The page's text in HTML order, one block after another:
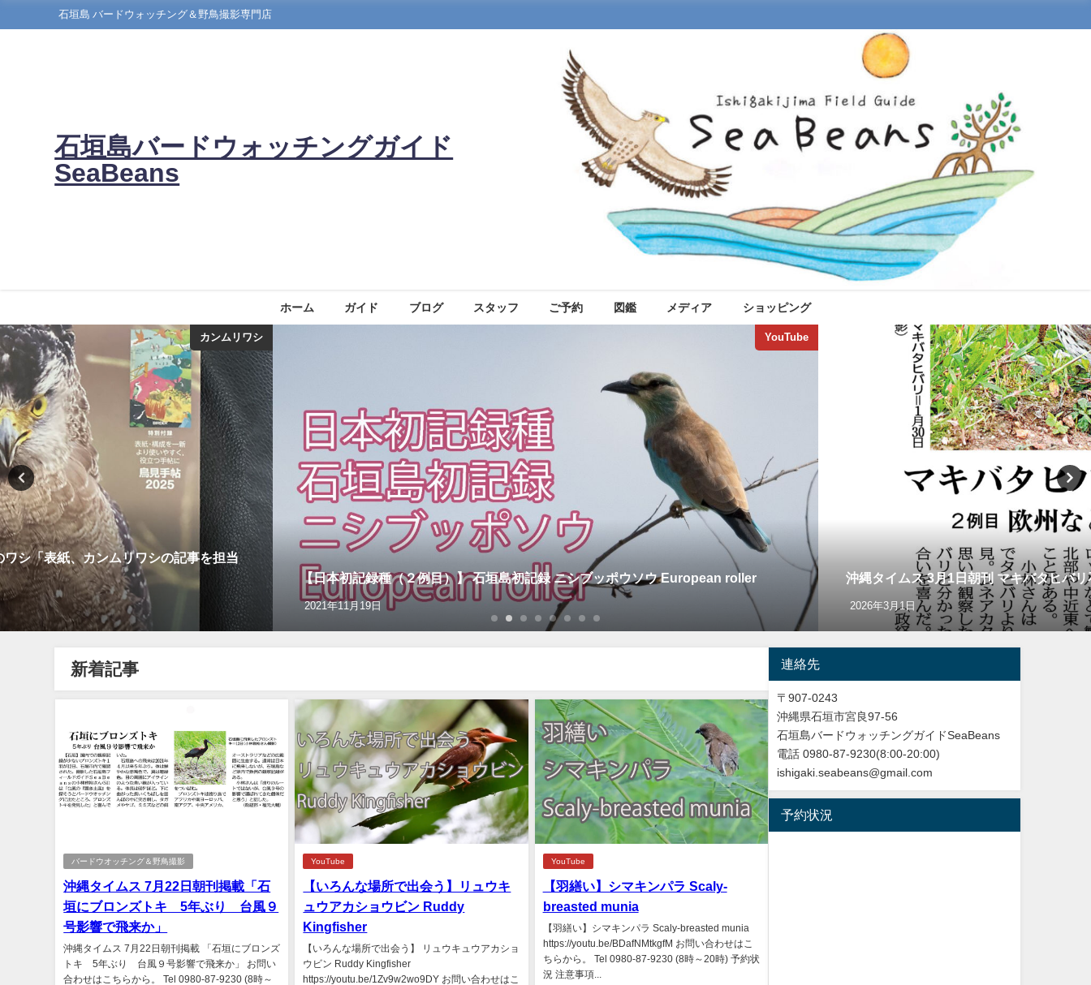
石垣島 バードウォッチング＆野鳥撮影専門店
石垣島バードウォッチングガイド
SeaBeans
ホーム ガイド ブログ スタッフ ご予約 図鑑 メディア ショッピング
カンムリワシ
シ「表紙、カンムリワシの記事を担当
YouTube
【日本初記録種（２例目）】 石垣島初記録 ニシブッポウソウ European roller
2021年11月19日
沖縄タイムス 3月1日朝刊 マキバタヒバリ
2026年3月1日
新着記事
バードウオッチング＆野鳥撮影
沖縄タイムス 7月22日朝刊掲載「石
垣にブロンズトキ 5年ぶり 台風９
号影響で飛来か」
沖縄タイムス 7月22日朝刊掲載 「石垣にブロンズ
トキ 5年ぶり 台風９号影響で飛来か」 お問い
合わせはこちらから。 Tel 0980-87-9230 (8時～
YouTube
【いろんな場所で出会う】リュウキ
ュウアカショウビン Ruddy
Kingfisher
【いろんな場所で出会う】 リュウキュウアカショ
ウビン Ruddy Kingfisher
https://youtu.be/1Zv9w2wo9DY お問い合わせはこ
YouTube
【羽繕い】シマキンパラ Scaly-
breasted munia
【羽繕い】シマキンパラ Scaly-breasted munia
https://youtu.be/BDafNMtkgfM お問い合わせはこ
ちらから。 Tel 0980-87-9230 (8時～20時) 予約状
況 注意事項...
連絡先
〒907-0243
沖縄県石垣市宮良97-56
石垣島バードウォッチングガイドSeaBeans
電話 0980-87-9230(8:00-20:00)
ishigaki.seabeans@gmail.com
予約状況